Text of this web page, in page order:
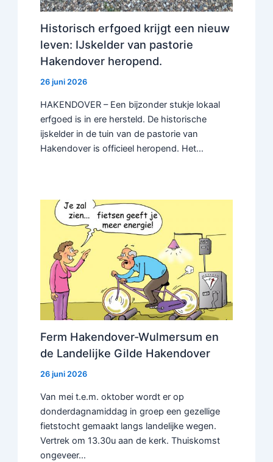
Historisch erfgoed krijgt een nieuw
leven: IJskelder van pastorie
Hakendover heropend.
26 juni 2026
HAKENDOVER – Een bijzonder stukje lokaal
erfgoed is in ere hersteld. De historische
ijskelder in de tuin van de pastorie van
Hakendover is officieel heropend. Het…
Ferm Hakendover-Wulmersum en
de Landelijke Gilde Hakendover
26 juni 2026
Van mei t.e.m. oktober wordt er op
donderdagnamiddag in groep een gezellige
fietstocht gemaakt langs landelijke wegen.
Vertrek om 13.30u aan de kerk. Thuiskomst
ongeveer…